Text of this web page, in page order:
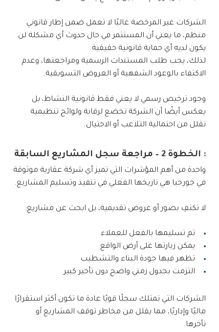
الشركات غير المرخصة غالبًا لا تعمل ضمن إطار قانوني
منظم، ما يعني أن المستثمر في حال حدوث أي مشكلة لن
يكون لديه أي حماية قانونية حقيقية.
لذلك، يجب طلب المستندات الرسمية ومراجعتها، وعدم
الاكتفاء بالوعود الشفهية أو العروض التسويقية.
وجود ترخيص رسمي لا يعني فقط قانونية النشاط، بل
يعكس أيضًا أن الشركة تخضع لرقابة ولوائح تنظيمية
تقلل من احتمالية التلاعب أو الاحتيال.
: الخطوة 2 – مراجعة سجل المشاريع السابقة
واحدة من أهم المؤشرات التي تميز أي شركة عقارية موثوقة
في جورجيا هي تاريخها الفعلي في تنفيذ وتسليم المشاريع.
لا تكتفِ بصور أو عروض تقديمية، بل ابحث عن مشاريع:
تم تسليمها بالفعل للعملاء
يمكن زيارتها على أرض الواقع
تظهر فيها جودة البناء والتشطيب
التزمت بجدول زمني واضح دون تأخير كبير
الشركات التي تمتلك سجلًا قويًا عادة ما تكون أكثر استقرارًا
ماليًا وإداريًا، مما يقلل من مخاطر توقف المشاريع أو
تأخرها.